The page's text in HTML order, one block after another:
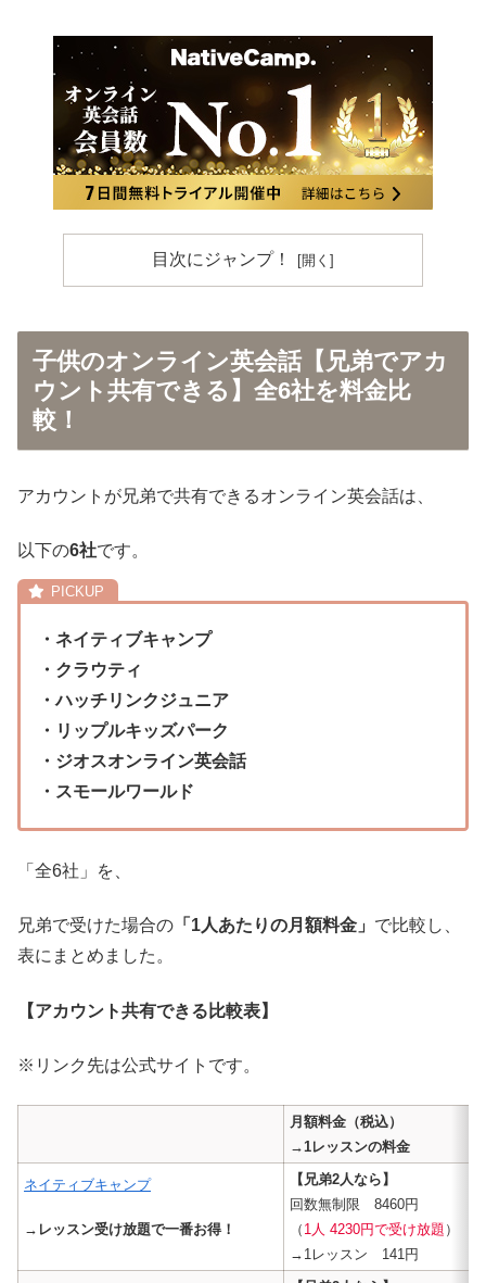
目次にジャンプ！
子供のオンライン英会話【兄弟でアカ
ウント共有できる】全6社を料金比
較！
アカウントが兄弟で共有できるオンライン英会話は、
以下の6社です。
・ネイティブキャンプ
・クラウティ
・ハッチリンクジュニア
・リップルキッズパーク
・ジオスオンライン英会話
・スモールワールド
「全6社」を、
兄弟で受けた場合の 「1人あたりの月額料金」 で比較し、
表にまとめました。
【アカウント共有できる比較表】
※リンク先は公式サイトです。
月額料金（税込）
→1レッスンの料金
ネイティブキャンプ
→レッスン受け放題で一番お得！
【兄弟2人なら】
回数無制限 8460円
（ 1人 4230円で受け放題 ）
→1レッスン 141円